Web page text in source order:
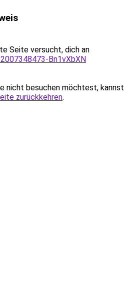
Seite versucht, dich an
Bn1vXbXN
nicht besuchen möchtest, kannst
zurückkehren.